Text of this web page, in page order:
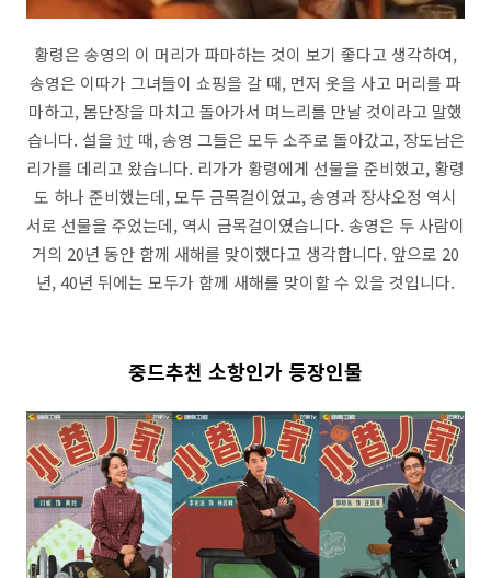
황령은 송영의 이 머리가 파마하는 것이 보기 좋다고 생각하여,
송영은 이따가 그녀들이 쇼핑을 갈 때, 먼저 옷을 사고 머리를 파
마하고, 몸단장을 마치고 돌아가서 며느리를 만날 것이라고 말했
습니다. 설을 过 때, 송영 그들은 모두 소주로 돌아갔고, 장도남은
리가를 데리고 왔습니다. 리가가 황령에게 선물을 준비했고, 황령
도 하나 준비했는데, 모두 금목걸이였고, 송영과 장샤오정 역시
서로 선물을 주었는데, 역시 금목걸이였습니다. 송영은 두 사람이
거의 20년 동안 함께 새해를 맞이했다고 생각합니다. 앞으로 20
년, 40년 뒤에는 모두가 함께 새해를 맞이할 수 있을 것입니다.
중드추천 소항인가 등장인물